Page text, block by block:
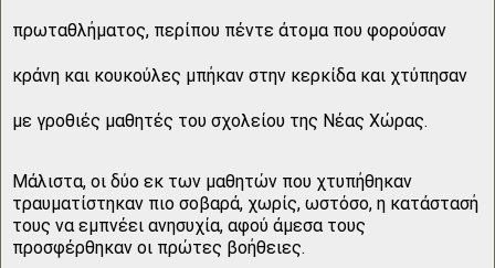
πρωταθλήματος, περίπου πέντε άτομα που φορούσαν
κράνη και κουκούλες μπήκαν στην κερκίδα και χτύπησαν
με γροθιές μαθητές του σχολείου της Νέας Χώρας.
Μάλιστα, οι δύο εκ των μαθητών που χτυπήθηκαν
τραυματίστηκαν πιο σοβαρά, χωρίς, ωστόσο, η κατάστασή
τους να εμπνέει ανησυχία, αφού άμεσα τους
προσφέρθηκαν οι πρώτες βοήθειες.